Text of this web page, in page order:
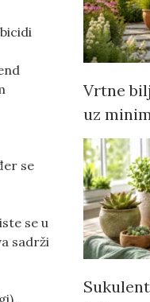
se
se u
sadrži
Vrtne
uz